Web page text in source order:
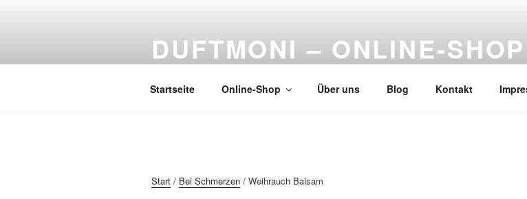
DUFTMONI – ONLINE-SHOP
Startseite Online-Shop Über uns Blog Kontakt
Start / Bei Schmerzen / Weihrauch Balsam